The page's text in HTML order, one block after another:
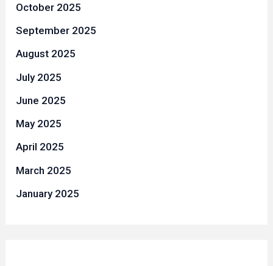
October 2025
September 2025
August 2025
July 2025
June 2025
May 2025
April 2025
March 2025
January 2025